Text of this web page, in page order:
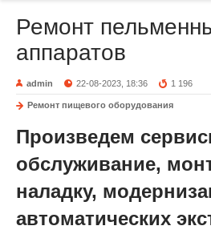
Ремонт
аппаратов
admin 22-08-2023, 18:36 1 196
Ремонт пищевого оборудования
Произведем
обслуживание,
наладку,
автоматических